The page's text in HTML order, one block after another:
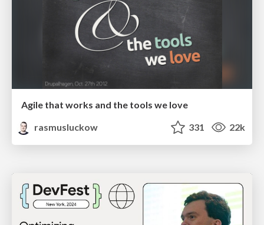
Agile that works and the tools we love
rasmusluckow
331 22k